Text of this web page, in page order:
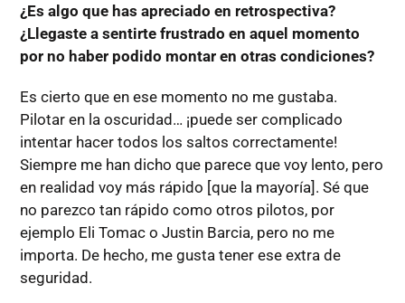
¿Es algo que has apreciado en retrospectiva?
¿Llegaste a sentirte frustrado en aquel momento
por no haber podido montar en otras condiciones?
Es cierto que en ese momento no me gustaba.
Pilotar en la oscuridad… ¡puede ser complicado
intentar hacer todos los saltos correctamente!
Siempre me han dicho que parece que voy lento, pero
en realidad voy más rápido [que la mayoría]. Sé que
no parezco tan rápido como otros pilotos, por
ejemplo Eli Tomac o Justin Barcia, pero no me
importa. De hecho, me gusta tener ese extra de
seguridad.